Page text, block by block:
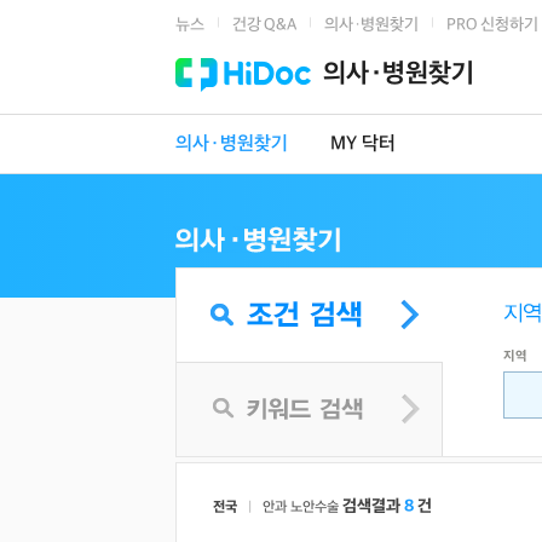
뉴스 건강 Q&A 의사·병원찾기 PRO 신청하기
의사·병원찾기
의사·병원찾기 MY 닥터
지역
전국 안과 노안수술 검색결과8건